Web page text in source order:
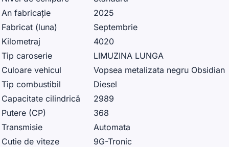
An fabricație
2025
Fabricat (luna)
Septembrie
Kilometraj
4020
Tip caroserie
LIMUZINA LUNGA
Culoare vehicul
Vopsea metalizata negru Obsidian
Tip combustibil
Diesel
Capacitate cilindrică
2989
Putere (CP)
368
Transmisie
Automata
Cutie de viteze
9G-Tronic